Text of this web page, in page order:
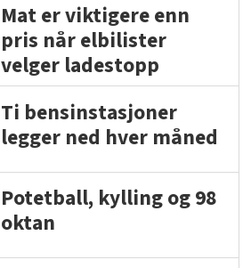
Mat er viktigere enn
pris når elbilister
velger ladestopp
Ti bensinstasjoner
legger ned hver måned
Potetball, kylling og 98
oktan